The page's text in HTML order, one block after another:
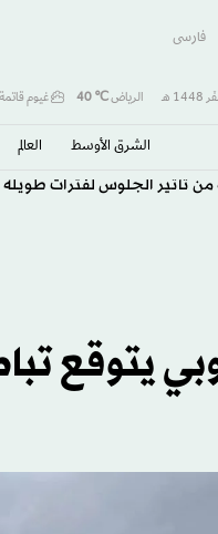
فارسى
الرياض℃
40 غيوم قاتمة
الشرق الأوسط​ العالم
من تأثير الجلوس لفترات
يتوقع